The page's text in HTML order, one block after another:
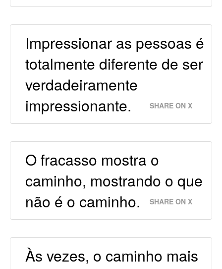
Impressionar as pessoas é
totalmente diferente de ser
verdadeiramente
impressionante.
SHARE ON X
O fracasso mostra o
caminho, mostrando o que
não é o caminho.
SHARE ON X
Às vezes, o caminho mais